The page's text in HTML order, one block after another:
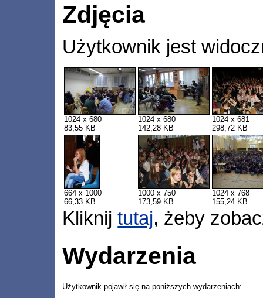
Zdjęcia
Użytkownik jest
1024 x 680
83,55 KB
1024 x 680
142,28 KB
1024 x 681
298,72 KB
664 x 1000
66,33 KB
1000 x 750
173,59 KB
1024 x 768
155,24 KB
Kliknijtutaj, żeby
Wydarzenia
Użytkownik pojawił się na poniższych wydarzeniach: